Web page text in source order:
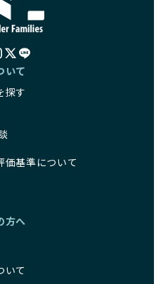
いて
探す
価基準について
方へ
いて